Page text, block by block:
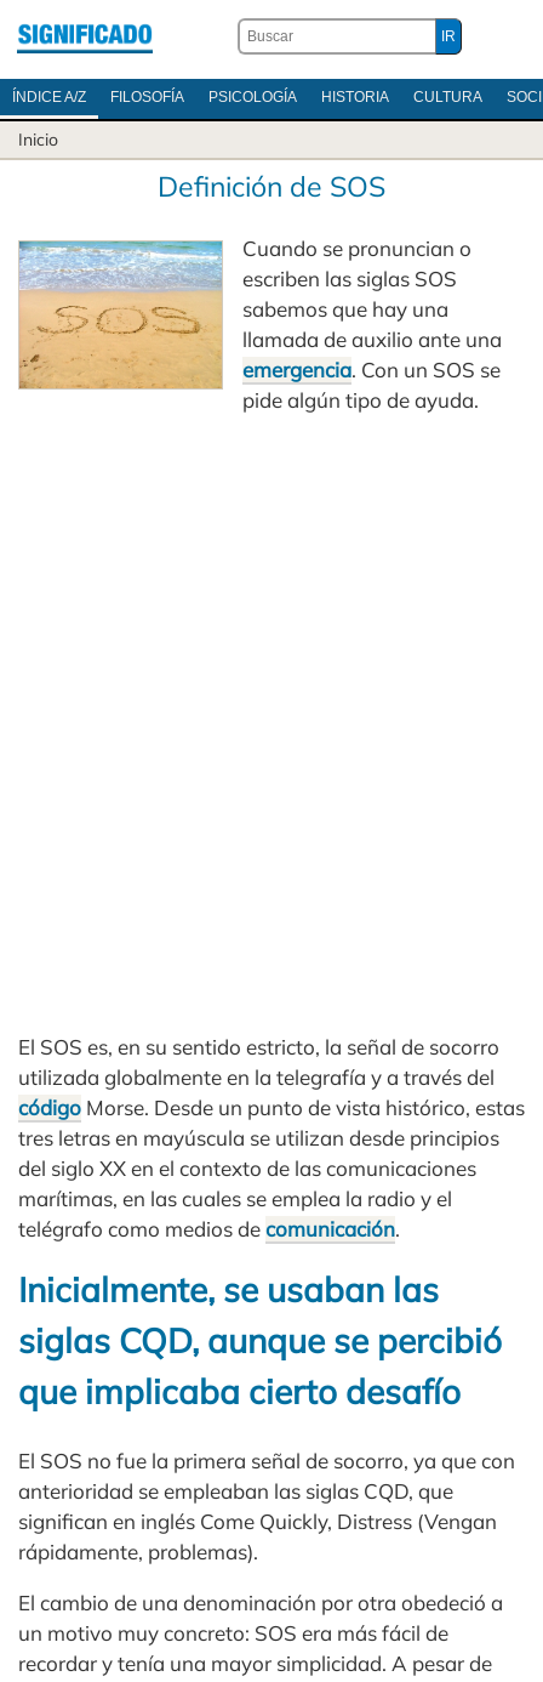
ÍNDICE A/Z FILOSOFÍA PSICOLOGÍA HISTORIA CULTURA
Inicio
Definición de SOS
Cuando se pronuncian o
escriben las siglas SOS
sabemos que hay una
llamada de auxilio ante una
emergencia. Con un SOS se
pide algún tipo de ayuda.
El SOS es, en su sentido estricto, la señal de socorro
utilizada globalmente en la telegrafía y a través del
código Morse. Desde un punto de vista histórico, estas
tres letras en mayúscula se utilizan desde principios
del siglo XX en el contexto de las comunicaciones
marítimas, en las cuales se emplea la radio y el
telégrafo como medios decomunicación.
Inicialmente, se usaban las
siglas CQD, aunque se percibió
que implicaba cierto desafío
El SOS no fue la primera señal de socorro, ya que con
anterioridad se empleaban las siglas CQD, que
significan en inglés Come Quickly, Distress (Vengan
rápidamente, problemas).
El cambio de una denominación por otra obedeció a
un motivo muy concreto: SOS era más fácil de
recordar y tenía una mayor simplicidad. A pesar de